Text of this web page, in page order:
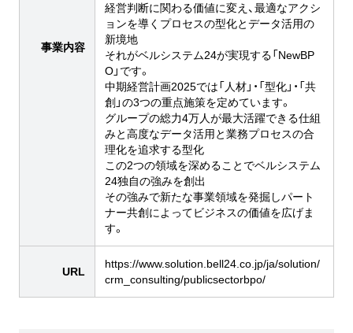
事業内容
経営判断に関わる価値に変え、最適なアクシ
ョンを導くプロセスの型化とデータ活用の
新境地
それがベルシステム24が実現する「NewBP
O」です。
中期経営計画2025では「人材」・「型化」・「共
創」の3つの重点施策を定めています。
グループの総力4万人が最大活躍できる仕組
みと高度なデータ活用と業務プロセスの合
理化を追求する型化
この2つの領域を深めることでベルシステム
24独自の強みを創出
その強みで新たな事業領域を発掘しパート
ナー共創によってビジネスの価値を広げま
す。
URL
https://www.solution.bell24.co.jp/ja/solution/
crm_consulting/publicsectorbpo/